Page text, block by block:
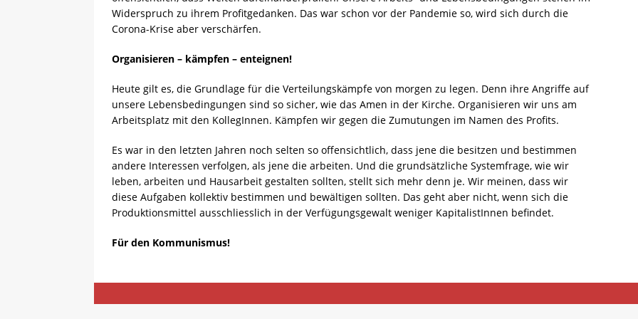
Widerspruch zu ihrem Profitgedanken. Das war schon vor der Pandemie so, wird sich durch die
Corona-Krise aber verschärfen.
Organisieren – kämpfen – enteignen!
Heute gilt es, die Grundlage für die Verteilungskämpfe von morgen zu legen. Denn ihre Angriffe auf
unsere Lebensbedingungen sind so sicher, wie das Amen in der Kirche. Organisieren wir uns am
Arbeitsplatz mit den KollegInnen. Kämpfen wir gegen die Zumutungen im Namen des Profits.
Es war in den letzten Jahren noch selten so offensichtlich, dass jene die besitzen und bestimmen
andere Interessen verfolgen, als jene die arbeiten. Und die grundsätzliche Systemfrage, wie wir
leben, arbeiten und Hausarbeit gestalten sollten, stellt sich mehr denn je. Wir meinen, dass wir
diese Aufgaben kollektiv bestimmen und bewältigen sollten. Das geht aber nicht, wenn sich die
Produktionsmittel ausschliesslich in der Verfügungsgewalt weniger KapitalistInnen befindet.
Für den Kommunismus!